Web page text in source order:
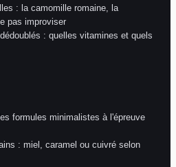
: la camomille romaine, la
pas improviser
: quelles vitamines et quels
formules minimalistes à l'épreuve
: miel, caramel ou cuivré selon